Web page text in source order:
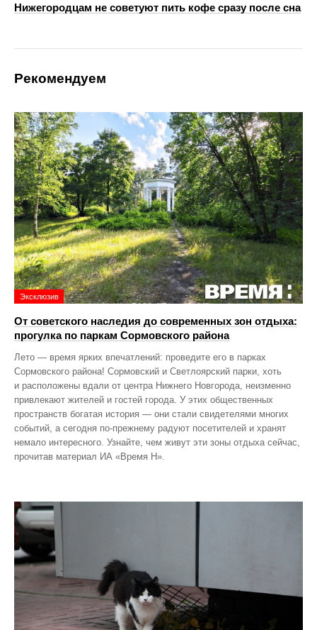
Нижегородцам не советуют пить кофе сразу после сна
Рекомендуем
Эксклюзив
От советского наследия до современных зон отдыха:
прогулка по паркам Сормовского района
Лето — время ярких впечатлений: проведите его в парках
Сормовского района! Сормовский и Светлоярский парки, хоть
и расположены вдали от центра Нижнего Новгорода, неизменно
привлекают жителей и гостей города. У этих общественных
пространств богатая история — они стали свидетелями многих
событий, а сегодня по‑прежнему радуют посетителей и хранят
немало интересного. Узнайте, чем живут эти зоны отдыха сейчас,
прочитав материал ИА «Время Н».